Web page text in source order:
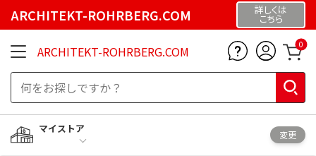
ARCHITEKT-ROHRBERG.COM 詳しくは
こちら
ARCHITEKT-ROHRBERG.COM 0
マイストア
変更